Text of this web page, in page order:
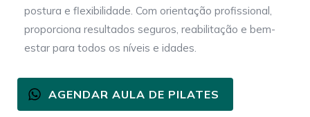
postura e flexibilidade. Com orientação profissional,
proporciona resultados seguros, reabilitação e bem-
estar para todos os níveis e idades.
AGENDAR AULA DE PILATES